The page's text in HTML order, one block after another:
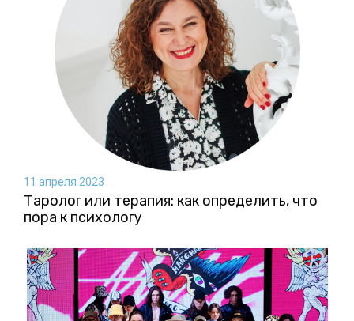
11 апреля 2023
Таролог или терапия: как определить, что
пора к психологу